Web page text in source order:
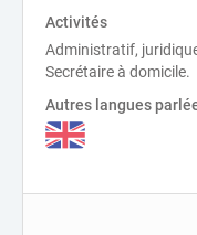
Activités
Administratif,
Secrétaire à domicile.
Autres langues